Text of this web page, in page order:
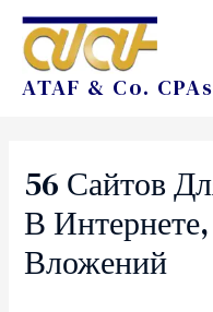
ATAF & Co. CPAs
56 Сайтов
В
Вложений